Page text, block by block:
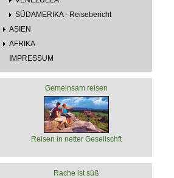
SÜDAMERIKA - Reisebericht
ASIEN
AFRIKA
IMPRESSUM
Gemeinsam reisen
Reisen in netter Gesellschft
Rache ist süß